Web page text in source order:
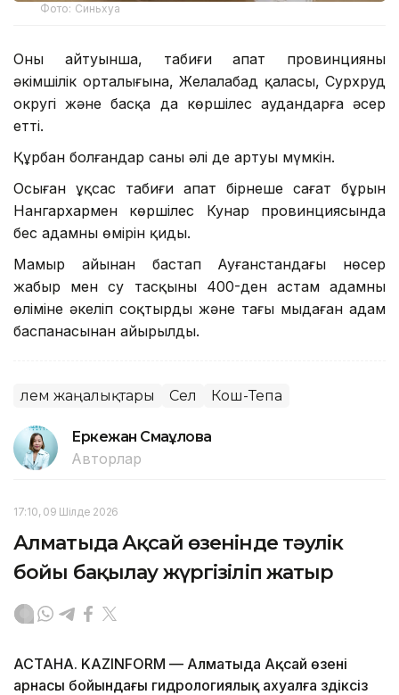
Фото: Cиньхуа
Оның айтуынша, табиғи апат провинцияның
әкімшілік орталығына, Желалабад қаласы, Сурхруд
округі және басқа да көршілес аудандарға әсер
етті.
Құрбан болғандар саны әлі де артуы мүмкін.
Осыған ұқсас табиғи апат бірнеше сағат бұрын
Нангархармен көршілес Кунар провинциясында
бес адамның өмірін қиды.
Мамыр айынан бастап Ауғанстандағы нөсер
жаңбыр мен су тасқыны 400-ден астам адамның
өліміне әкеліп соқтырды және тағы мыңдаған адам
баспанасынан айырылды.
Әлем жаңалықтары Сел Кош-Тепа
Еркежан Смағұлова
Авторлар
17:10, 09 Шілде 2026
Алматыда Ақсай өзенінде тәулік
бойы бақылау жүргізіліп жатыр
АСТАНА. KAZINFORM — Алматыда Ақсай өзені
арнасы бойындағы гидрологиялық ахуалға үздіксіз